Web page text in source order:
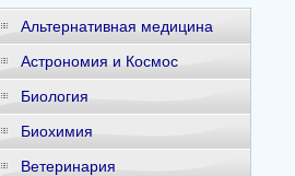
Альтернативная медицина
Астрономия и Космос
Биология
Биохимия
Ветеринария